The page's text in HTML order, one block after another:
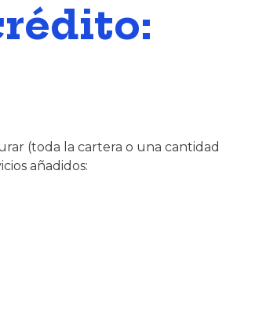
(toda la cartera o una cantidad
añadidos: